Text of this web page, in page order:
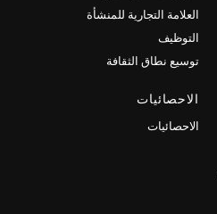
العلامة التجارية للمنشأة
التوظيف
توسيع نطاق الثقافة
الاحصائيات
الاحصائيات